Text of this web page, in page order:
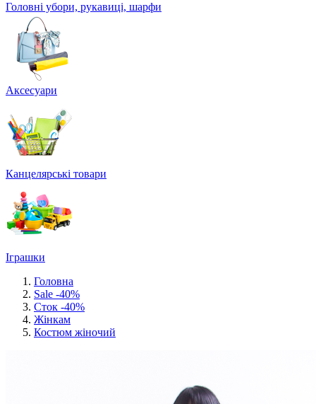
Головні убори, рукавиці, шарфи
Аксесуари
Канцелярські товари
Іграшки
Головна
Sale -40%
Сток -40%
Жінкам
Костюм жіночий